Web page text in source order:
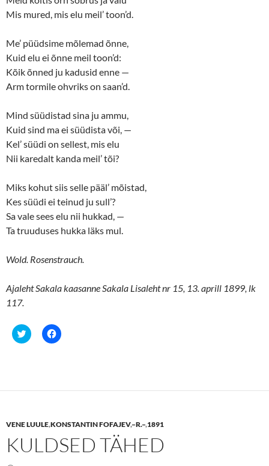
Mis mured, mis elu meil’ toon’d.
Me’ püüdsime mõlemad õnne,
Kuid elu ei õnne meil toon’d:
Kõik õnned ju kadusid enne —
Arm tormile ohvriks on saan’d.
Mind süüdistad sina ju ammu,
Kuid sind ma ei süüdista või, —
Kel’ süüdi on sellest, mis elu
Nii karedalt kanda meil’ tõi?
Miks kohut siis selle pääl’ mõistad,
Kes süüdi ei teinud ju sull’?
Sa vale sees elu nii hukkad, —
Ta truuduses hukka läks mul.
Wold. Rosenstrauch.
Ajaleht Sakala kaasanne Sakala Lisaleht nr 15, 13. aprill 1899, lk
117.
C
l
h
o
T
w
C
l
h
o
F
a
VENE LUULE,KONSTANTIN FOFAJEV,–R.–,1891
KULDSED TÄHED